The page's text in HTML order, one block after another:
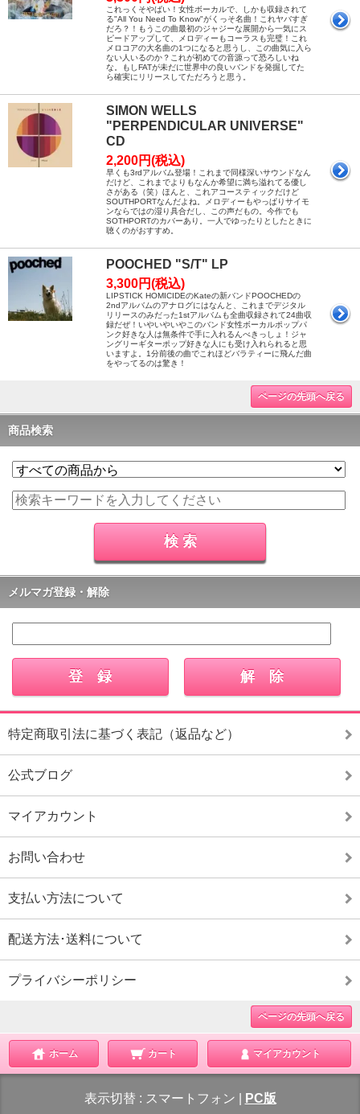
これっくそやばい！女性ボーカルで、しかも収録されて
る"All You Need To Know"がくっそ名曲！これヤバすぎ
だろ？！もうこの曲最初のジャジーな展開から一気にス
ピードアップして、メロディーもコーラスも完璧！これ
メロコアの大名曲の1つになると思うし、この曲気に入ら
ない人いるのか？これが初めての音源って恐ろしいね
な。もしFATが未だに世界中の良いバンドを発掘してた
ら確実にリリースしてただろうと思う。
SIMON WELLS
"PERPENDICULAR UNIVERSE"
CD
2,200円(税込)
早くも3rdアルバム登場！これまで同様深いサウンドなん
だけど、これまでよりもなんか希望に満ち溢れてる優し
さがある（笑）ほんと、これアコースティックだけど
SOUTHPORTなんだよね。メロディーもやっぱりサイモ
ンならではの湿り具合だし、この声だもの。今作でも
SOTHPORTのカバーあり。一人でゆったりとしたときに
聴くのがおすすめ。
POOCHED "S/T" LP
3,300円(税込)
LIPSTICK HOMICIDEのKateの新バンドPOOCHEDの
2ndアルバムのアナログにはなんと、これまでデジタル
リリースのみだった1stアルバムも全曲収録されて24曲収
録だぜ！いやいやいやこのバンド女性ボーカルポップパ
ンク好きな人は無条件で手に入れるんべきっしょ！ジャ
ングリーギターポップ好きな人にも受け入れられると思
いますよ。1分前後の曲でこれほどバラティーに飛んだ曲
をやってるのは驚き！
ページの先頭へ戻る
商品検索
メルマガ登録・解除
特定商取引法に基づく表記（返品など）
公式ブログ
マイアカウント
お問い合わせ
支払い方法について
配送方法･送料について
プライバシーポリシー
ページの先頭へ戻る
ホーム カート マイアカウント
表示切替 : スマートフォン PC版